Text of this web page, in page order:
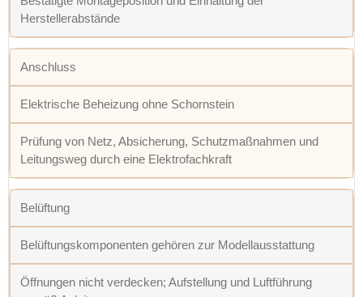
Herstellerabstände
Anschluss
Elektrische Beheizung ohne Schornstein
Prüfung von Netz, Absicherung, Schutzmaßnahmen und
Leitungsweg durch eine Elektrofachkraft
Belüftung
Belüftungskomponenten gehören zur Modellausstattung
Öffnungen nicht verdecken; Aufstellung und Luftführung